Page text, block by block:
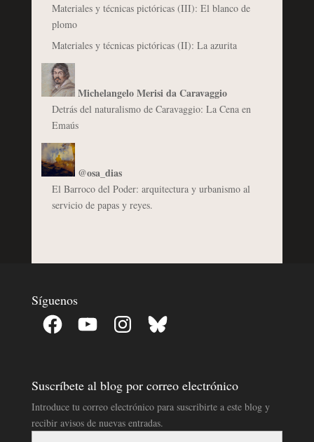
Materiales y técnicas pictóricas (III): El blanco de
plomo
Materiales y técnicas pictóricas (II): La azurita
Michelangelo Merisi da Caravaggio
Detrás del naturalismo de Caravaggio: La Cena en
Emaús
@osa_dias
El Barroco del Poder: arquitectura y urbanismo al
servicio de papas y reyes.
Síguenos
Facebook YouTube InstagramBluesky
Suscríbete al blog por correo electrónico
Introduce tu correo electrónico para suscribirte a este blog y
recibir avisos de nuevas entradas.